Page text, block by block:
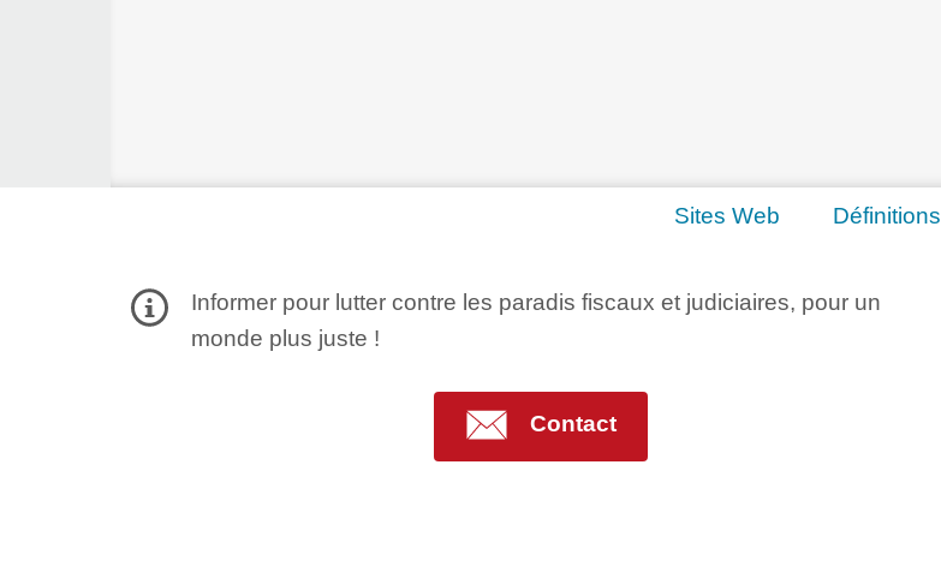
Sites Web Définitions
Informer pour lutter contre les paradis fiscaux et judiciaires, pour un
monde plus juste !
Contact